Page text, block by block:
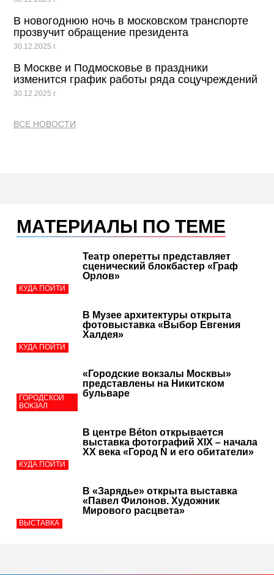
В новогоднюю ночь в московском транспорте
прозвучит обращение президента
30.12.2025 г.
В Москве и Подмосковье в праздники
изменится график работы ряда соцучреждений
30.12.2025 г.
ВСЕ НОВОСТИ
МАТЕРИАЛЫ ПО ТЕМЕ
КУДА ПОЙТИ
Театр оперетты представляет
сценический блокбастер «Граф
Орлов»
КУДА ПОЙТИ
В Музее архитектуры открыта
фотовыставка «Выбор Евгения
Халдея»
ГОРОДСКОЙ
ВОКЗАЛ
«Городские вокзалы Москвы»
представлены на Никитском
бульваре
КУДА ПОЙТИ
В центре Béton открывается
выставка фотографий XIX – начала
XX века «Город N и его обитатели»
ВЫСТАВКА
В «Зарядье» открыта выставка
«Павел Филонов. Художник
Мирового расцвета»